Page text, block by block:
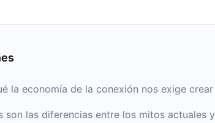
la economía de la conexión nos exige
son las diferencias entre los mitos actuales